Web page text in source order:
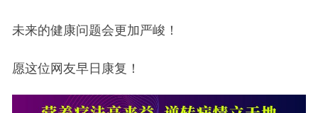
未来的健康问题会更加严峻！
愿这位网友早日康复！